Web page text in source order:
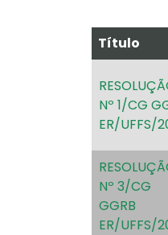
Título
Nº 1/CG
ER/UFFS/
Nº 3/CG
GGRB
ER/UFFS/